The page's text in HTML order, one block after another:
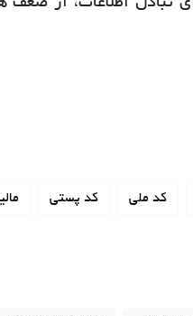
تبادل اطلاعات، از ضعف
کد ملی کد پستی